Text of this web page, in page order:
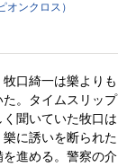
ンクロス）
口綺一は樂よりも
。タイムスリップ
聞いていた牧口は
に誘いを断られた
進める。警察の介